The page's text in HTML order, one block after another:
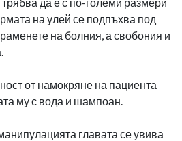
на улей се подпъхва под
на болния, а свобония и
от намокряне на пациента
му с вода и шампоан.
главата се увива